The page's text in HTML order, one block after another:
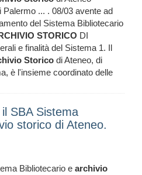
Palermo ... . 08/03 avente ad
del Sistema Bibliotecario
STORICO DI
e finalità del Sistema 1. Il
Storico di Ateneo, di
è l'insieme coordinato delle
SBA Sistema
storico di Ateneo.
Bibliotecario e archivio